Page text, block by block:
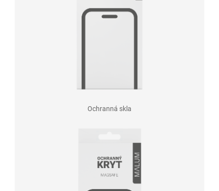
Ochranná skla